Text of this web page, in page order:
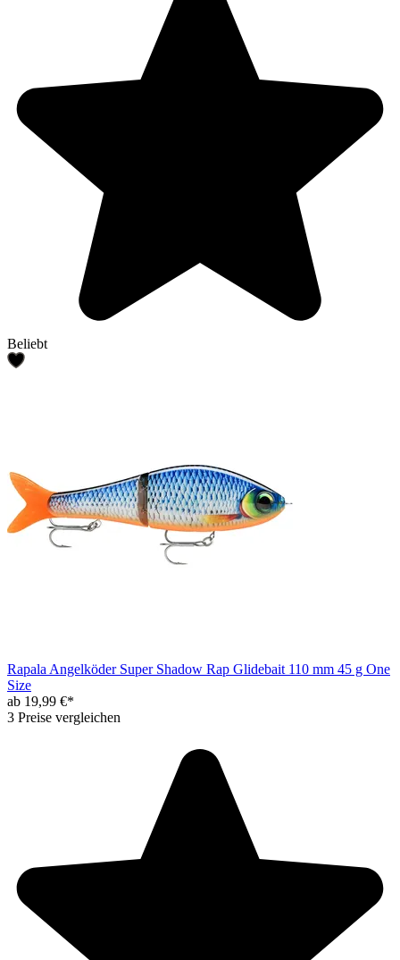
Beliebt
Rapala Angelköder Super Shadow Rap Glidebait 110 mm 45 g One
Size
ab 19,99 €*
3 Preise vergleichen